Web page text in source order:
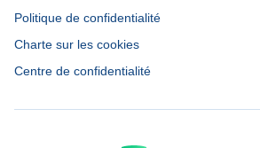
Politique de confidentialité
Charte sur les cookies
Centre de confidentialité